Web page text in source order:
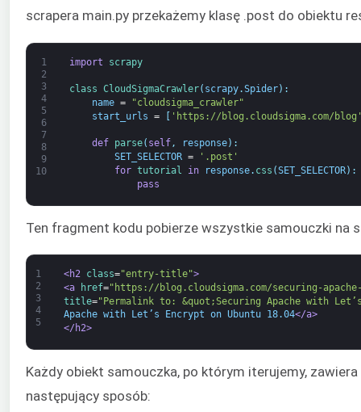
scrapera main.py przekażemy klasę .post do obiektu
1
2
3
4
5
6
7
8
9
10
import scrapy
class CloudSigmaCrawler( scrapy.Spider) :
name =
"cloudsigma_crawler"
start_urls = [ 'https://blog.cloudsigma.com/
def parse( self, response) :
SET_SELECTOR =
'.post'
for tutorial in response. css (SET_SELECTOR) :
pass
Ten fragment kodu pobierze wszystkie samouczki na
1
2
3
4
5
<h2 class="entry-title">
<a
href="https://blog.cloudsigma.com/securing-
title="Permalink to: &quot;Securing Apache with
Apache with Let’s Encrypt on Ubuntu 18.04</a>
</h2>
Każdy obiekt samouczka, po którym iterujemy,
następujący sposób: